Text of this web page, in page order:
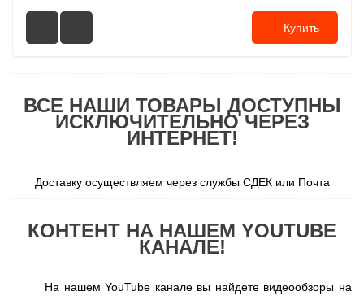
Купить
ВСЕ НАШИ ТОВАРЫ ДОСТУПНЫ
ИСКЛЮЧИТЕЛЬНО ЧЕРЕЗ
ИНТЕРНЕТ!
Доставку осуществляем через службы СДЕК или Почта
КОНТЕНТ НА НАШЕМ YOUTUBE
КАНАЛЕ!
На нашем YouTube канале вы найдете видеообзоры на